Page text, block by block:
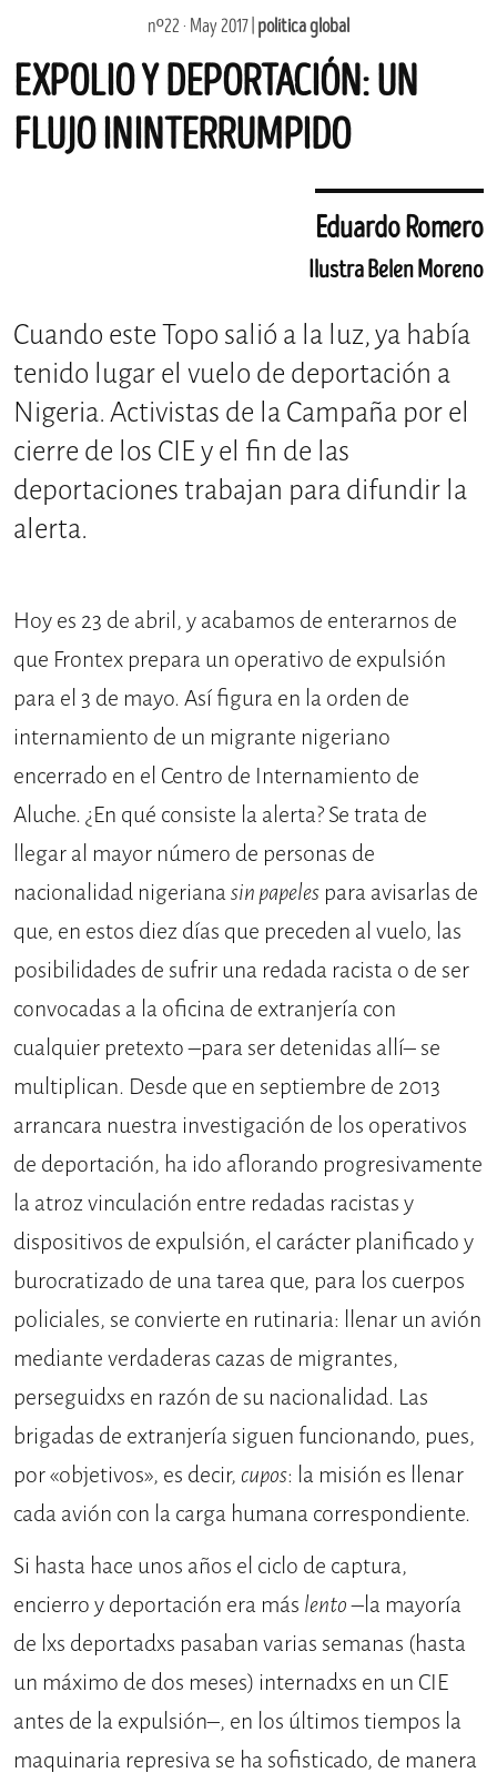
nº22 · May 2017 | política global
EXPOLIO Y DEPORTACIÓN: UN
FLUJO ININTERRUMPIDO
Eduardo Romero
Ilustra Belen Moreno
Cuando este Topo salió a la luz, ya había
tenido lugar el vuelo de deportación a
Nigeria. Activistas de la Campaña por el
cierre de los CIE y el fin de las
deportaciones trabajan para difundir la
alerta.
Hoy es 23 de abril, y acabamos de enterarnos de
que Frontex prepara un operativo de expulsión
para el 3 de mayo. Así figura en la orden de
internamiento de un migrante nigeriano
encerrado en el Centro de Internamiento de
Aluche. ¿En qué consiste la alerta? Se trata de
llegar al mayor número de personas de
nacionalidad nigerianasin papeles para avisarlas de
que, en estos diez días que preceden al vuelo, las
posibilidades de sufrir una redada racista o de ser
convocadas a la oficina de extranjería con
cualquier pretexto –para ser detenidas allí– se
multiplican. Desde que en septiembre de 2013
arrancara nuestra investigación de los operativos
de deportación, ha ido aflorando progresivamente
la atroz vinculación entre redadas racistas y
dispositivos de expulsión, el carácter planificado y
burocratizado de una tarea que, para los cuerpos
policiales, se convierte en rutinaria: llenar un avión
mediante verdaderas cazas de migrantes,
perseguidxs en razón de su nacionalidad. Las
brigadas de extranjería siguen funcionando, pues,
por «objetivos», es decir, cupos: la misión es llenar
cada avión con la carga humana correspondiente.
Si hasta hace unos años el ciclo de captura,
encierro y deportación era más lento–la mayoría
de lxs deportadxs pasaban varias semanas (hasta
un máximo de dos meses) internadxs en un CIE
antes de la expulsión–, en los últimos tiempos la
maquinaria represiva se ha sofisticado, de manera